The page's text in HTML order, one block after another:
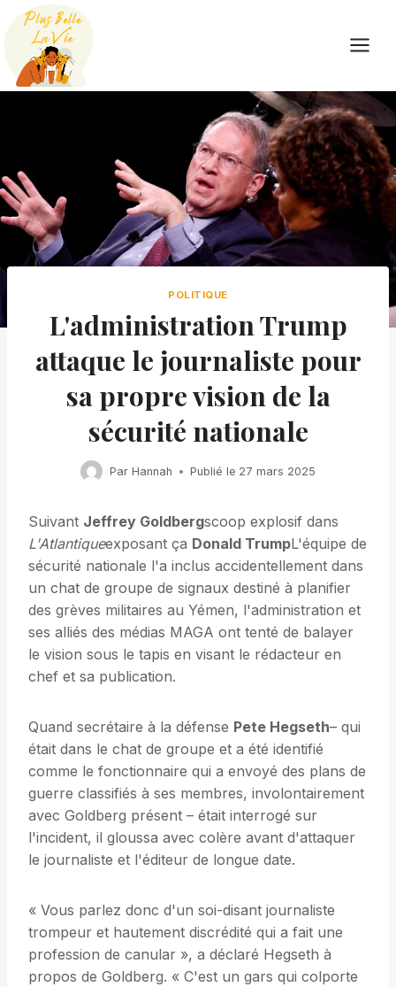
Skip
content
POLITIQUE
L'administration Trump
attaque le journaliste pour
sa propre vision de la
sécurité nationale
Par Hannah Publié le 27 mars 2025
Suivant Jeffrey Goldbergscoop explosif dans
L'Atlantiqueexposant ça Donald TrumpL'équipe de
sécurité nationale l'a inclus accidentellement dans
un chat de groupe de signaux destiné à planifier
des grèves militaires au Yémen, l'administration et
ses alliés des médias MAGA ont tenté de balayer
le vision sous le tapis en visant le rédacteur en
chef et sa publication.
Quand secrétaire à la défense Pete Hegseth– qui
était dans le chat de groupe et a été identifié
comme le fonctionnaire qui a envoyé des plans de
guerre classifiés à ses membres, involontairement
avec Goldberg présent – était interrogé sur
l'incident, il gloussa avec colère avant d'attaquer
le journaliste et l'éditeur de longue date.
« Vous parlez donc d'un soi-disant journaliste
trompeur et hautement discrédité qui a fait une
profession de canular », a déclaré Hegseth à
propos de Goldberg. « C'est un gars qui colporte